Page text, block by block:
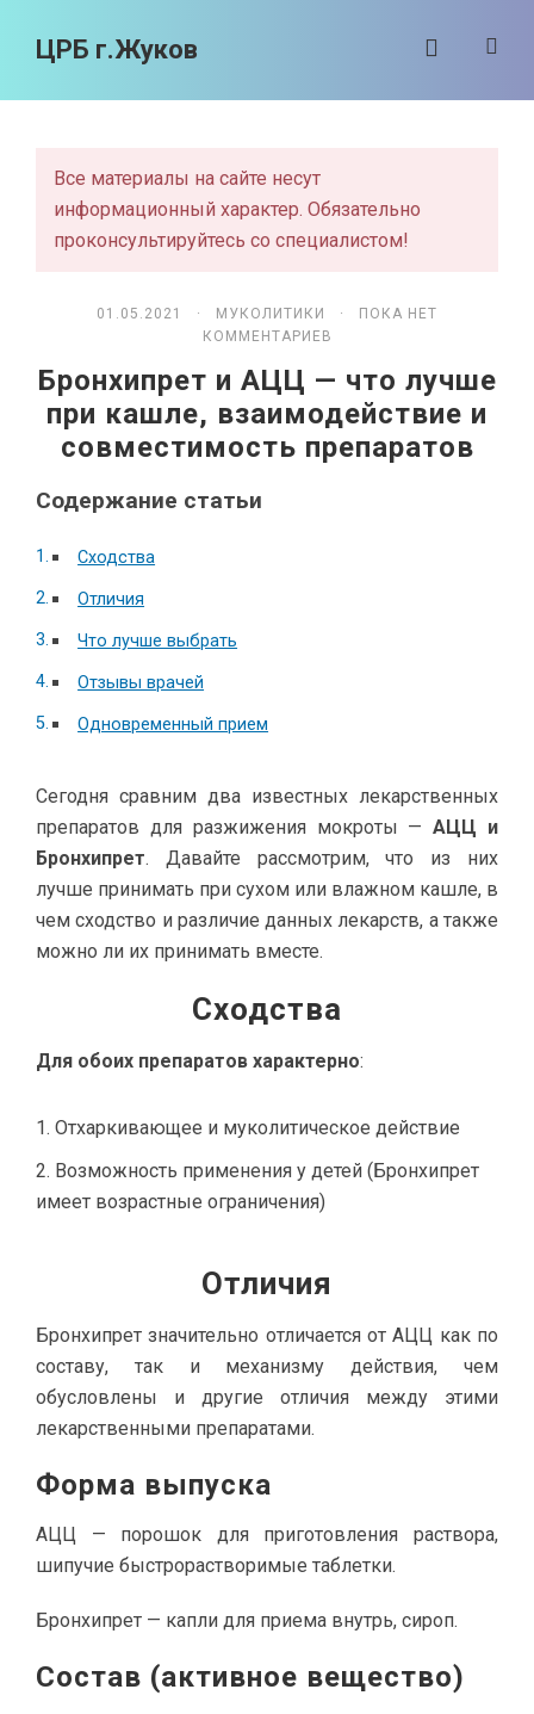
ЦРБ г.Жуков
Все материалы на сайте несут
информационный характер. Обязательно
проконсультируйтесь со специалистом!
01.05.2021 · МУКОЛИТИКИ
· ПОКА НЕТ
КОММЕНТАРИЕВ
Бронхипрет и АЦЦ — что лучше
при кашле, взаимодействие и
совместимость препаратов
Содержание статьи
Сходства
Отличия
Что лучше выбрать
Отзывы врачей
Одновременный прием
Сегодня сравним два известных лекарственных
препаратов для разжижения мокроты —АЦЦ и
Бронхипрет. Давайте рассмотрим, что из них
лучше принимать при сухом или влажном кашле, в
чем сходство и различие данных лекарств, а также
можно ли их принимать вместе.
Сходства
Для обоих препаратов характерно:
Отхаркивающее и муколитическое действие
Возможность применения у детей (Бронхипрет
имеет возрастные ограничения)
Отличия
Бронхипрет значительно отличается от АЦЦ как по
составу, так и механизму действия, чем
обусловлены и другие отличия между этими
лекарственными препаратами.
Форма выпуска
АЦЦ — порошок для приготовления раствора,
шипучие быстрорастворимые таблетки.
Бронхипрет — капли для приема внутрь, сироп.
Состав (активное вещество)